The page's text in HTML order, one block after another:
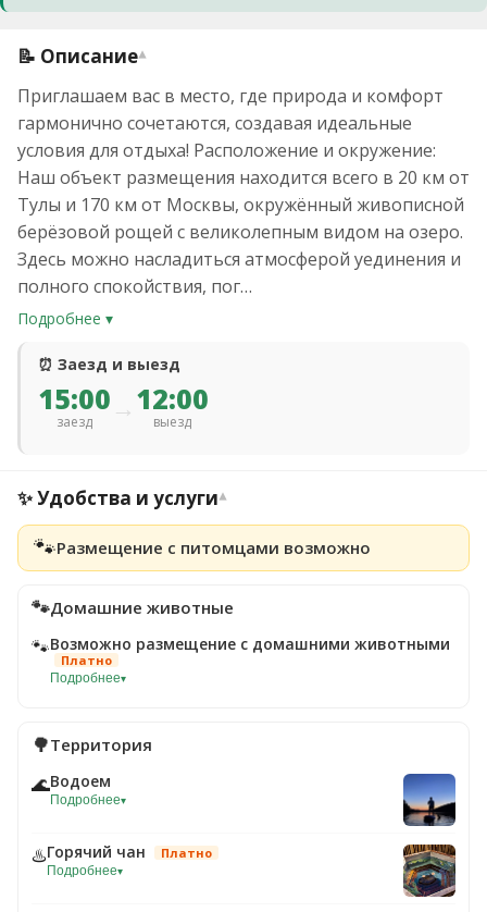
📝 Описание▾
Приглашаем вас в место, где природа и комфорт
гармонично сочетаются, создавая идеальные
условия для отдыха! Расположение и окружение:
Наш объект размещения находится всего в 20 км от
Тулы и 170 км от Москвы, окружённый живописной
берёзовой рощей с великолепным видом на озеро.
Здесь можно насладиться атмосферой уединения и
полного спокойствия, пог…
Подробнее ▾
⏰ Заезд и выезд
15:00
заезд →12:00
выезд
✨ Удобства и услуги▾
🐾Размещение с питомцами возможно
🐾Домашние животные
🐾Возможно размещение с домашними животными
Платно
Подробнее▾
🌳Территория
🌊Водоем
Подробнее▾
♨️Горячий чан Платно
Подробнее▾